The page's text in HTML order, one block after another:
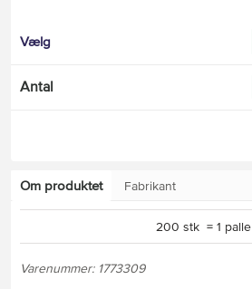
Vælg
Antal
Om produktet Fabrikant
200 stk = 1 palle
Varenummer: 1773309